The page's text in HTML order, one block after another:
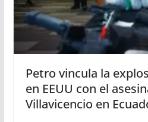
Petro vincula la
en EEUU con el
Villavicencio en